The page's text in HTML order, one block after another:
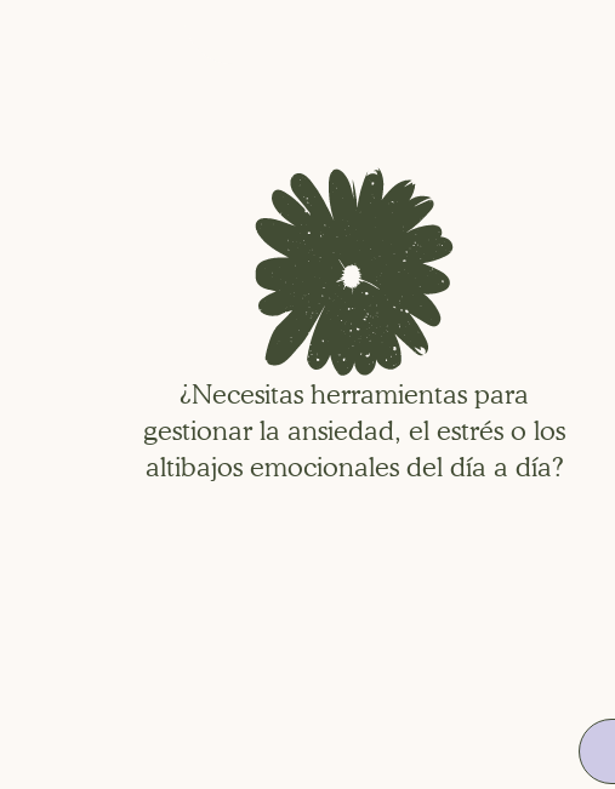
¿Necesitas herramientas para
gestionar la ansiedad, el estrés o los
altibajos emocionales del día a día?